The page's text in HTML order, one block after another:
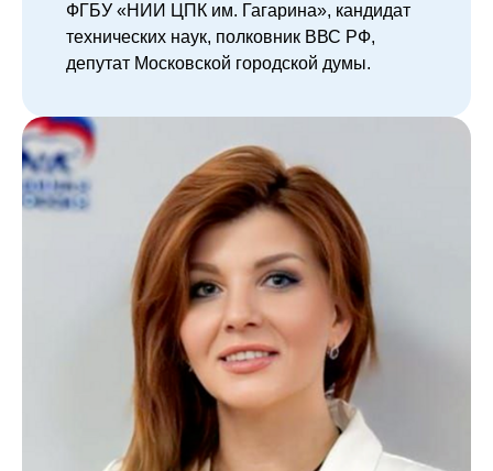
ФГБУ «НИИ ЦПК им. Гагарина», кандидат
технических наук, полковник ВВС РФ,
депутат Московской городской думы.